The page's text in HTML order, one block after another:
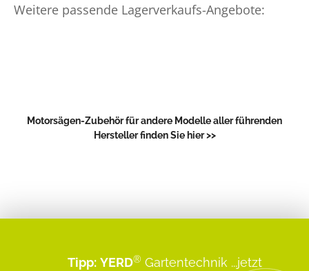
Weitere passende Lagerverkaufs-Angebote:
Motorsägen-Zubehör für andere Modelle aller führenden
Hersteller finden Sie hier >>
Tipp: YERD® Gartentechnik ...jetzt